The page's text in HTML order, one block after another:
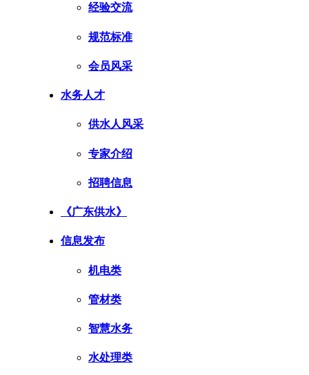
经验交流
规范标准
会员风采
水务人才
供水人风采
专家介绍
招聘信息
《广东供水》
信息发布
机电类
管材类
智慧水务
水处理类